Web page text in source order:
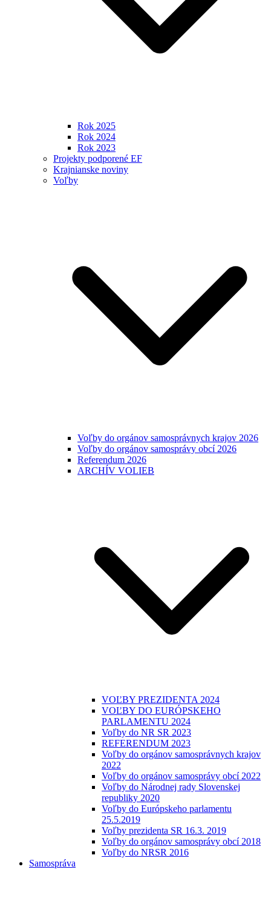
Rok 2025
Rok 2024
Rok 2023
Projekty podporené EF
Krajnianske noviny
Voľby
Voľby do orgánov samosprávnych krajov 2026
Voľby do orgánov samosprávy obcí 2026
Referendum 2026
ARCHÍV VOLIEB
VOĽBY PREZIDENTA 2024
VOĽBY DO EURÓPSKEHO
PARLAMENTU 2024
Voľby do NR SR 2023
REFERENDUM 2023
Voľby do orgánov samosprávnych krajov
2022
Voľby do orgánov samosprávy obcí 2022
Voľby do Národnej rady Slovenskej
republiky 2020
Voľby do Európskeho parlamentu
25.5.2019
Voľby prezidenta SR 16.3. 2019
Voľby do orgánov samosprávy obcí 2018
Voľby do NRSR 2016
Samospráva